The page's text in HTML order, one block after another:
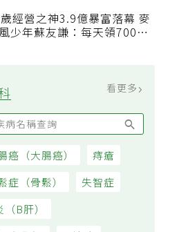
順位還要看資格
歲經營之神3.9億暴富落幕 麥